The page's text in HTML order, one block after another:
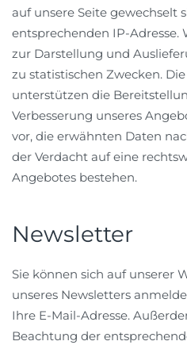
auf unsere Seite gewechselt
entsprechenden IP-Adresse.
zur Darstellung und
zu statistischen Zwecken.
unterstützen die
Verbesserung unseres
vor, die erwähnten Daten
der Verdacht auf eine
Angebotes bestehen.
Newsletter
Sie können sich auf unserer
unseres Newsletters
Ihre E-Mail-Adresse.
Beachtung der